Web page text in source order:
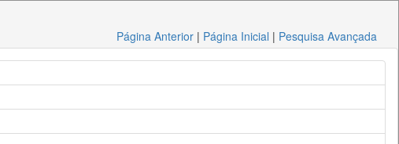
Página Anterior | Página Inicial | Pesquisa Avançada